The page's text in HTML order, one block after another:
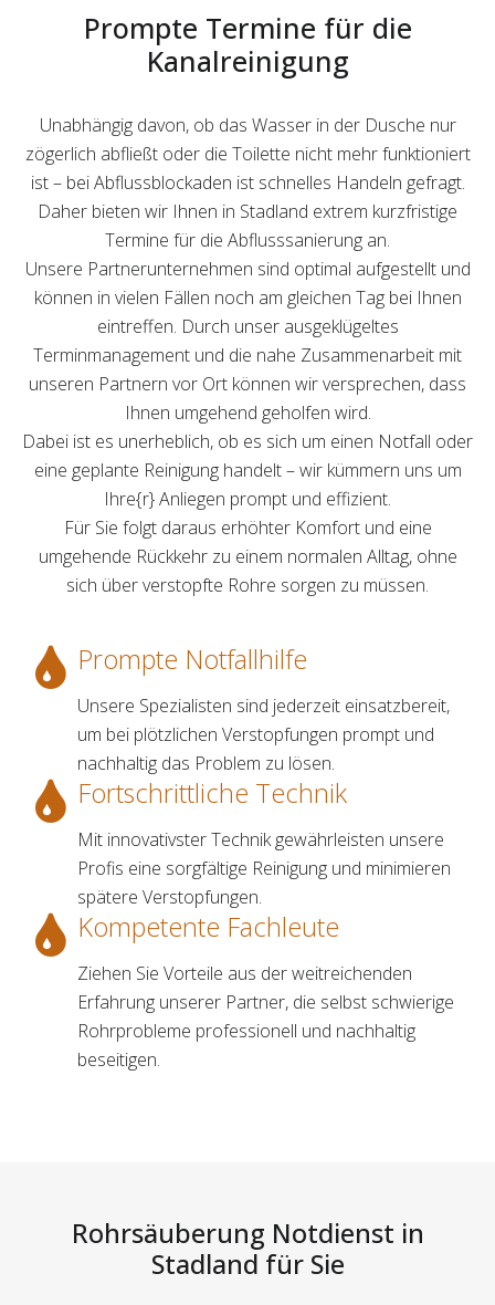
Prompte Termine für die
Kanalreinigung
Unabhängig davon, ob das Wasser in der Dusche nur
zögerlich abfließt oder die Toilette nicht mehr funktioniert
ist – bei Abflussblockaden ist schnelles Handeln gefragt.
Daher bieten wir Ihnen in Stadland extrem kurzfristige
Termine für die Abflusssanierung an.
Unsere Partnerunternehmen sind optimal aufgestellt und
können in vielen Fällen noch am gleichen Tag bei Ihnen
eintreffen. Durch unser ausgeklügeltes
Terminmanagement und die nahe Zusammenarbeit mit
unseren Partnern vor Ort können wir versprechen, dass
Ihnen umgehend geholfen wird.
Dabei ist es unerheblich, ob es sich um einen Notfall oder
eine geplante Reinigung handelt – wir kümmern uns um
Ihre{r} Anliegen prompt und effizient.
Für Sie folgt daraus erhöhter Komfort und eine
umgehende Rückkehr zu einem normalen Alltag, ohne
sich über verstopfte Rohre sorgen zu müssen.
Prompte Notfallhilfe
Unsere Spezialisten sind jederzeit einsatzbereit,
um bei plötzlichen Verstopfungen prompt und
nachhaltig das Problem zu lösen.
Fortschrittliche Technik
Mit innovativster Technik gewährleisten unsere
Profis eine sorgfältige Reinigung und minimieren
spätere Verstopfungen.
Kompetente Fachleute
Ziehen Sie Vorteile aus der weitreichenden
Erfahrung unserer Partner, die selbst schwierige
Rohrprobleme professionell und nachhaltig
beseitigen.
Rohrsäuberung Notdienst in
Stadland für Sie